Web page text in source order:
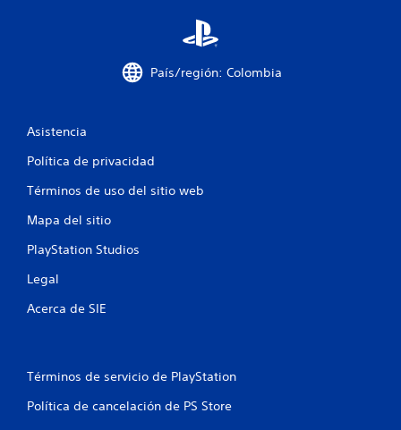
País/región: Colombia
Asistencia
Política de privacidad
Términos de uso del sitio web
Mapa del sitio
PlayStation Studios
Legal
Acerca de SIE
Términos de servicio de PlayStation
Política de cancelación de PS Store